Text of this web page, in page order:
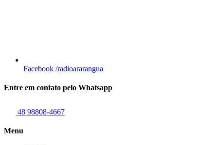
Facebook /radioararangua
Entre em contato pelo Whatsapp
48 98808-4667
Menu